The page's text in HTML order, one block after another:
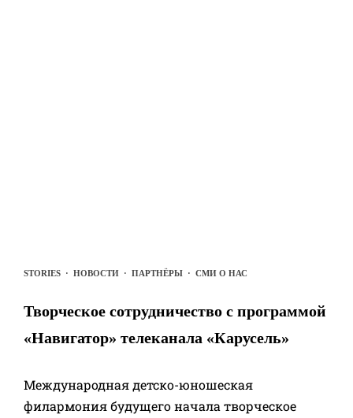
STORIES · НОВОСТИ · ПАРТНЁРЫ · СМИ О НАС
Творческое сотрудничество с программой
«Навигатор» телеканала «Карусель»
Международная детско-юношеская
филармония будущего начала творческое